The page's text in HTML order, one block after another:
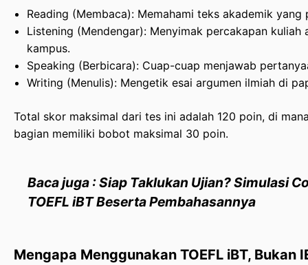
Reading (Membaca): Memahami teks akademik yang
Listening (Mendengar): Menyimak percakapan kuliah
kampus.
Speaking (Berbicara): Cuap-cuap menjawab
Writing (Menulis): Mengetik esai argumen ilmiah di
Total skor maksimal dari tes ini adalah 120 poin, di
bagian memiliki bobot maksimal 30 poin.
Baca juga : Siap Taklukan Ujian? Simulasi
TOEFL iBT Beserta Pembahasannya
Mengapa Menggunakan TOEFL iBT, Bukan